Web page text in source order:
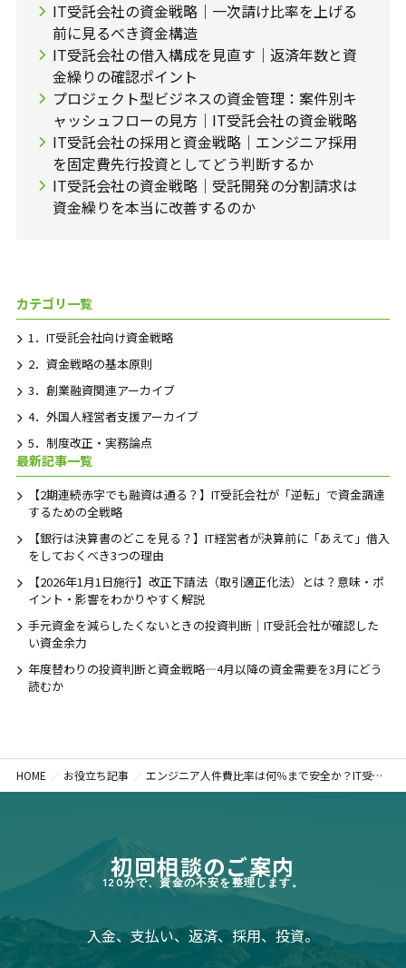
IT受託会社の資金戦略｜一次請け比率を上げる
前に見るべき資金構造
IT受託会社の借入構成を見直す｜返済年数と資
金繰りの確認ポイント
プロジェクト型ビジネスの資金管理：案件別キ
ャッシュフローの見方｜IT受託会社の資金戦略
IT受託会社の採用と資金戦略｜エンジニア採用
を固定費先行投資としてどう判断するか
IT受託会社の資金戦略｜受託開発の分割請求は
資金繰りを本当に改善するのか
カテゴリ一覧
1．IT受託会社向け資金戦略
2．資金戦略の基本原則
3．創業融資関連アーカイブ
4．外国人経営者支援アーカイブ
5．制度改正・実務論点
最新記事一覧
【2期連続赤字でも融資は通る？】IT受託会社が「逆転」で資金調達
するための全戦略
【銀行は決算書のどこを見る？】IT経営者が決算前に「あえて」借入
をしておくべき3つの理由
【2026年1月1日施行】改正下請法（取引適正化法）とは？意味・ポ
イント・影響をわかりやすく解説
手元資金を減らしたくないときの投資判断｜IT受託会社が確認した
い資金余力
年度替わりの投資判断と資金戦略―4月以降の資金需要を3月にどう
読むか
HOME お役立ち記事 エンジニア人件費比率は何％まで安全か？IT受託会社が見るべきは比率ではなく3月末キャッシュ
初回相談のご案内
120分で、資金の不安を整理します。
入金、支払い、返済、採用、投資。